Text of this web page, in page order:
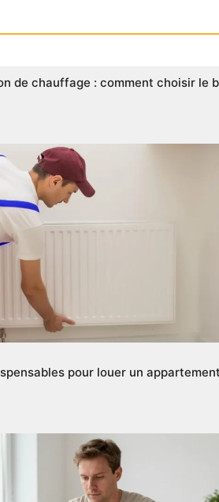
de chauffage : comment choisir le
pour louer un